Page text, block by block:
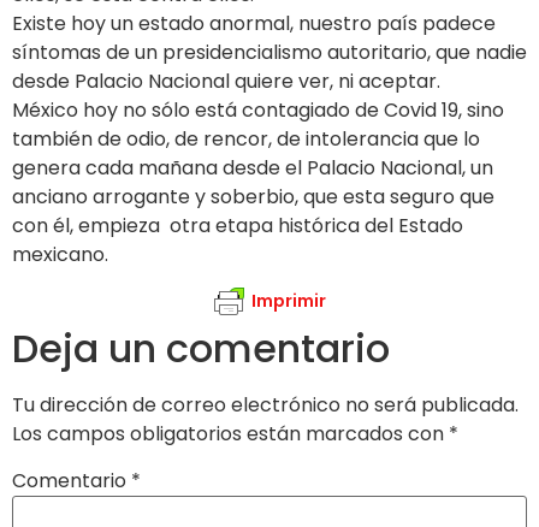
Existe hoy un estado anormal, nuestro país padece
síntomas de un presidencialismo autoritario, que nadie
desde Palacio Nacional quiere ver, ni aceptar.
México hoy no sólo está contagiado de Covid 19, sino
también de odio, de rencor, de intolerancia que lo
genera cada mañana desde el Palacio Nacional, un
anciano arrogante y soberbio, que esta seguro que
con él, empieza otra etapa histórica del Estado
mexicano.
Imprimir
Deja un comentario
Tu dirección de correo electrónico no será publicada.
Los campos obligatorios están marcados con *
Comentario *